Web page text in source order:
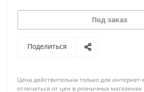
Под заказ
Поделиться
Цена действительна только для
отличаться от цен в розничных магазинах